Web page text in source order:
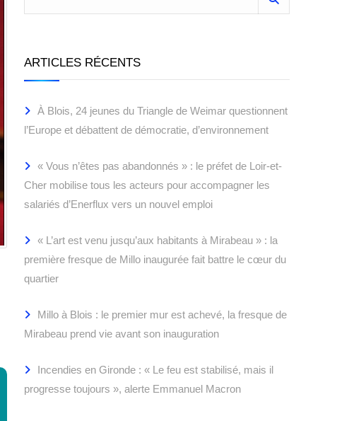
ARTICLES RÉCENTS
À Blois, 24 jeunes du Triangle de Weimar questionnent
l’Europe et débattent de démocratie, d’environnement
« Vous n’êtes pas abandonnés » : le préfet de Loir-et-
Cher mobilise tous les acteurs pour accompagner les
salariés d’Enerflux vers un nouvel emploi
« L’art est venu jusqu’aux habitants à Mirabeau » : la
première fresque de Millo inaugurée fait battre le cœur du
quartier
Millo à Blois : le premier mur est achevé, la fresque de
Mirabeau prend vie avant son inauguration
Incendies en Gironde : « Le feu est stabilisé, mais il
progresse toujours », alerte Emmanuel Macron